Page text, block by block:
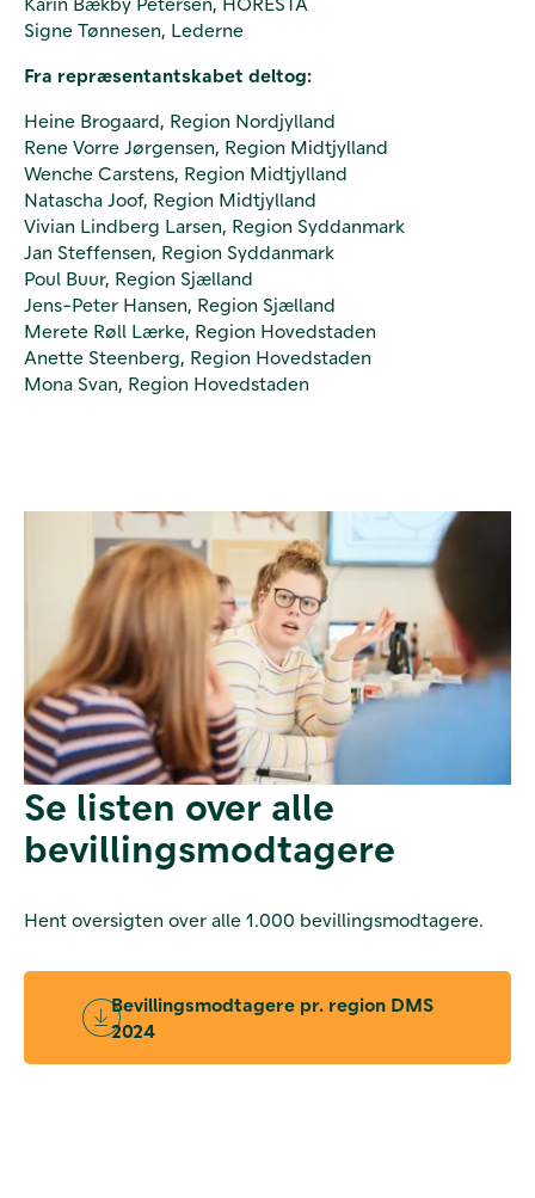
Signe Tønnesen, Lederne
Fra repræsentantskabet deltog:
Heine Brogaard, Region Nordjylland
Rene Vorre Jørgensen, Region Midtjylland
Wenche Carstens, Region Midtjylland
Natascha Joof, Region Midtjylland
Vivian Lindberg Larsen, Region Syddanmark
Jan Steffensen, Region Syddanmark
Poul Buur, Region Sjælland
Jens-Peter Hansen, Region Sjælland
Merete Røll Lærke, Region Hovedstaden
Anette Steenberg, Region Hovedstaden
Mona Svan, Region Hovedstaden
Se listen over alle
bevillingsmodtagere
Hent oversigten over alle 1.000 bevillingsmodtagere.
Bevillingsmodtagere pr. region DMS
2024